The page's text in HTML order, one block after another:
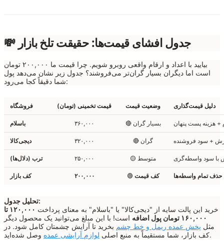
💸 جدول افشای قیمت‌ها: حقیقت تلخ بازار
بیایید با اعداد و ارقام واقعی روبرو شویم. چرا قیمت ما ۲۰۰,۰۰۰ تومان
است اما دیگران بسیار گران‌تر می‌فروشند؟ جدول زیر نشان می‌دهد پول
شما دقیقاً کجا می‌رود:
فروشگاه قیمت تخمینی (تومان) وضعیت قیمت دلیل قیمت‌گذاری
باسلام ۳۶۰,۰۰۰ 🔴 بسیار گران + هزینه پست پنهان
دیجی‌کالا ۳۲۰,۰۰۰ 🔴 گران + سود فروشنده
ترب (دلال‌ها) ۲۵۰,۰۰۰ 🟡 متوسط با سود واسطه‌گری
کف بازار ۲۰۰,۰۰۰ 🟢 کف قیمت حذف تمام واسطه‌ها
تحلیل جدول:
خرید این پالت سایه از "دیجی‌کالا" یا "باسلام" به معنای پرداخت
۱۲۰,۰۰۰ تا
۱۶۰,۰۰۰ تومان پول اضافه
است! با این مبلغ می‌توانید یک محصول دیگر
مثل پخش عمده ریمل و خط چشم بخرید تا آرایش چشمتان کامل شود. در
کف بازار، شما مستقیماً به منبع اصلی لوازم آرایشی عمده وصل شده‌اید.